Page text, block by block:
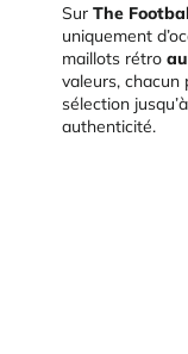
Sur The
uniquement
maillots rétro
valeurs, chacun
sélection
authenticité.